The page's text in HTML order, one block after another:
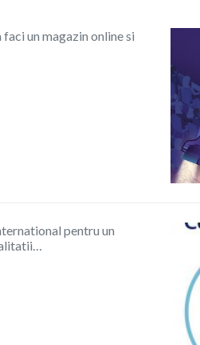
un magazin online si
pentru un